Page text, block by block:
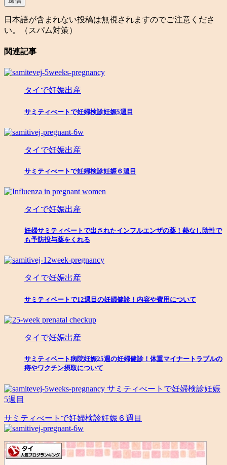
日本語が含まれない投稿は無視されますのでご注意くださ
い。（スパム対策）
関連記事
タイで妊娠出産
サミティべートで妊婦検診妊娠5週目
タイで妊娠出産
サミティべートで妊婦検診妊娠６週目
タイで妊娠出産
妊婦サミティベートで出されたインフルエンザの薬！熱なし陰性で
も予防投与薬をくれる
タイで妊娠出産
サミティベートで12週目の妊婦健診！内容や費用について
タイで妊娠出産
サミティベート病院妊娠25週の妊婦健診！体重マイナートラブルの
痔やワクチン摂取について
サミティべートで妊婦検診妊娠
5週目
サミティべートで妊婦検診妊娠６週目